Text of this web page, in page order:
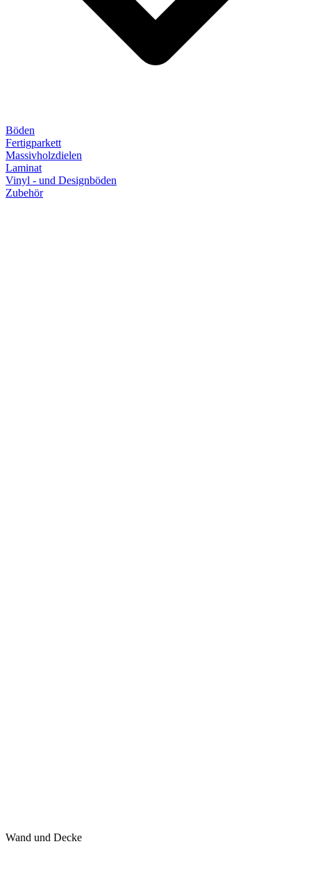
Böden
Fertigparkett
Massivholzdielen
Laminat
Vinyl - und Designböden
Zubehör
Wand und Decke